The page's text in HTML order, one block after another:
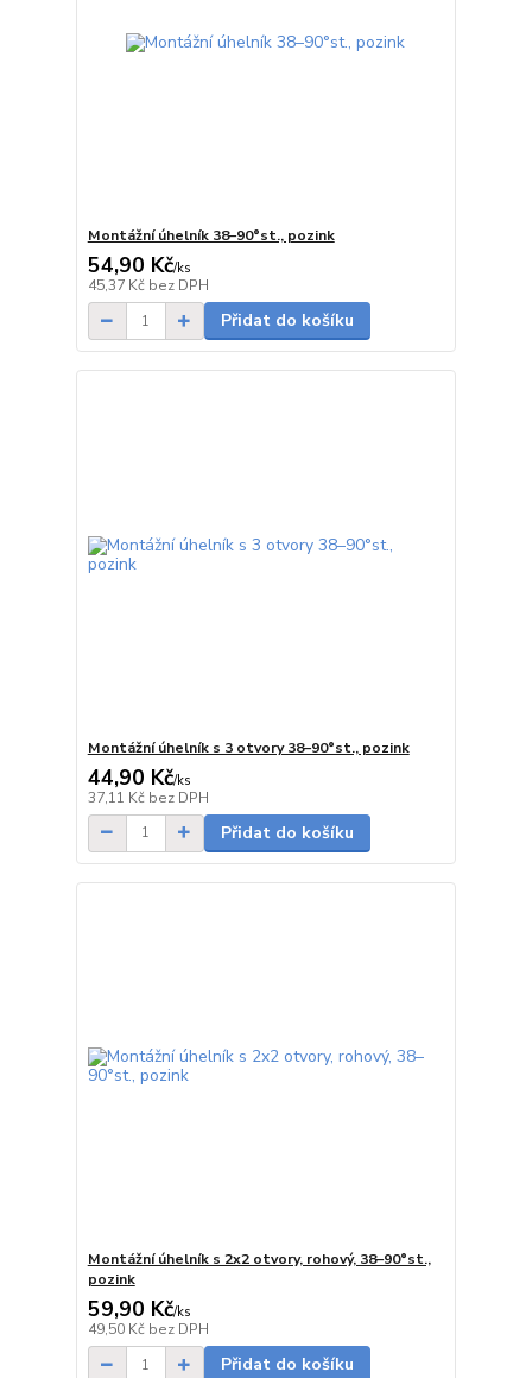
Montážní úhelník 38–90°st., pozink
54,90 Kč/ks
45,37 Kč bez DPH
Přidat do košíku
Montážní úhelník s 3 otvory 38–90°st., pozink
44,90 Kč/ks
37,11 Kč bez DPH
Přidat do košíku
Montážní úhelník s 2x2 otvory, rohový, 38–90°st.,
pozink
59,90 Kč/ks
49,50 Kč bez DPH
Přidat do košíku